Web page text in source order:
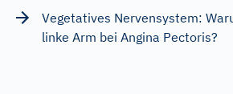
Vegetatives Nervensystem:
linke Arm bei Angina Pectoris?